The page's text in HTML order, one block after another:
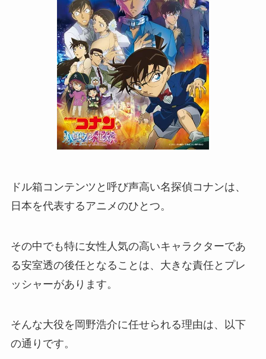
ドル箱コンテンツと呼び声高い名探偵コナンは、
日本を代表するアニメのひとつ。
その中でも特に女性人気の高いキャラクターであ
る安室透の後任となることは、大きな責任とプレ
ッシャーがあります。
そんな大役を岡野浩介に任せられる理由は、以下
の通りです。